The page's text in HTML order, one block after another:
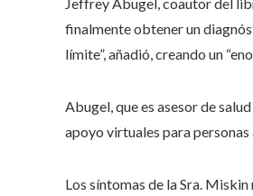
finalmente obtener un
límite”, añadió, creando un
Abugel, que es asesor de
apoyo virtuales para
Los síntomas de la Sra.